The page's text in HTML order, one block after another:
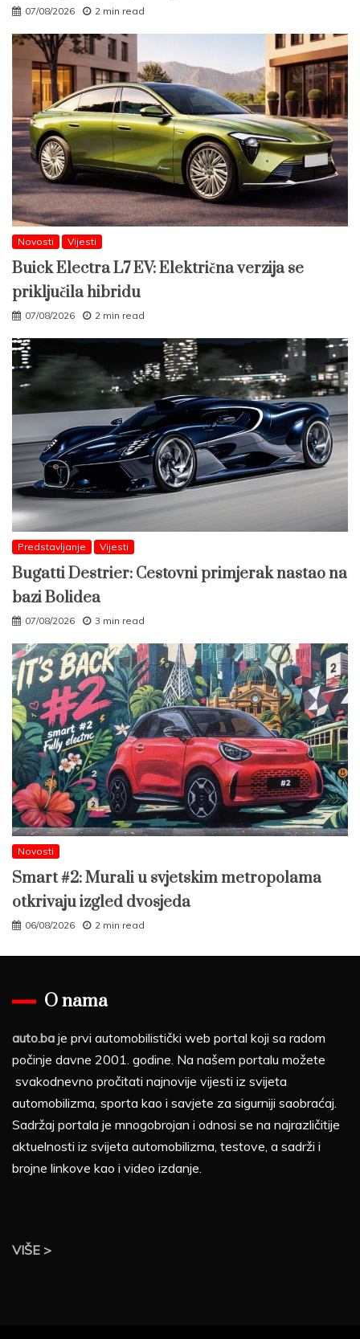
07/08/2026 2 min read
Novosti Vijesti
Buick Electra L7 EV: Električna verzija se
priključila hibridu
07/08/2026 2 min read
Predstavljanje Vijesti
Bugatti Destrier: Cestovni primjerak nastao na
bazi Bolidea
07/08/2026 3 min read
Novosti
Smart #2: Murali u svjetskim metropolama
otkrivaju izgled dvosjeda
06/08/2026 2 min read
O nama
auto.ba je prvi automobilistički web portal koji sa radom
počinje davne 2001. godine. Na našem portalu možete
svakodnevno pročitati najnovije vijesti iz svijeta
automobilizma, sporta kao i savjete za sigurniji saobraćaj.
Sadržaj portala je mnogobrojan i odnosi se na najrazličitije
aktuelnosti iz svijeta automobilizma, testove, a sadrži i
brojne linkove kao i video izdanje.
VIŠE >